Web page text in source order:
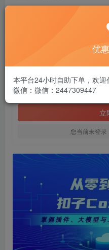
此内容为付费阅读，请付费后
￥
黄金会员免费
立
您当前未登录
优
本平台24小时自助下单，欢
微信：微信：2447309447